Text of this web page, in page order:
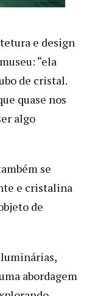
e design
“ela
de cristal.
quase nos
algo
se
e cristalina
de
abordagem